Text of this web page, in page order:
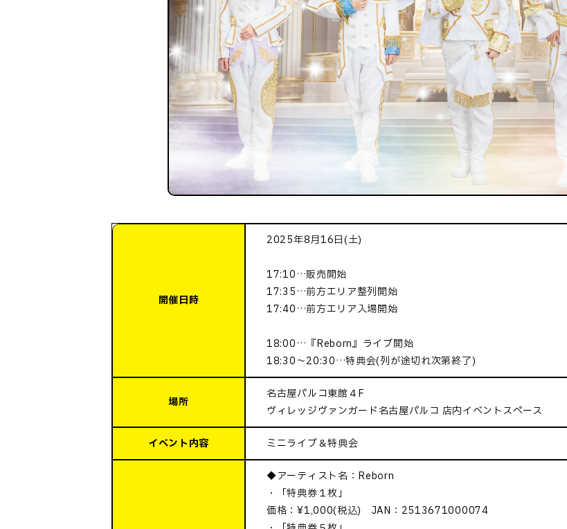
開催日時
2025年8月16日(土)
17:10…販売開始
17:35…前方エリア整列開始
17:40…前方エリア入場開始
18:00…『Reborn』ライブ開始
18:30～20:30…特典会(列が途切れ次第終了)
場所
名古屋パルコ東館４F
ヴィレッジヴァンガード名古屋パルコ 店内イベントスペース
イベント内容 ミニライブ＆特典会
◆アーティスト名：Reborn
・「特典券１枚」
価格：¥1,000(税込) JAN：2513671000074